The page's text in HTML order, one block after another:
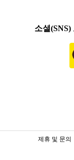
소셜(SNS)
제휴 및 문의